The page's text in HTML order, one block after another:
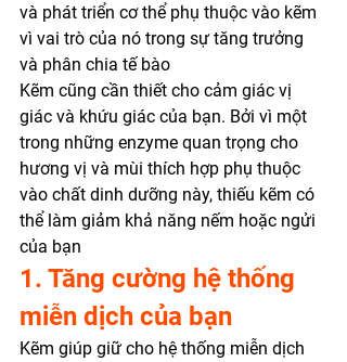
và phát triển cơ thể phụ thuộc vào kẽm
vì vai trò của nó trong sự tăng trưởng
và phân chia tế bào
Kẽm cũng cần thiết cho cảm giác vị
giác và khứu giác của bạn. Bởi vì một
trong những enzyme quan trọng cho
hương vị và mùi thích hợp phụ thuộc
vào chất dinh dưỡng này, thiếu kẽm có
thể làm giảm khả năng nếm hoặc ngửi
của bạn
1. Tăng cường hệ thống
miễn dịch của bạn
Kẽm giúp giữ cho hệ thống miễn dịch